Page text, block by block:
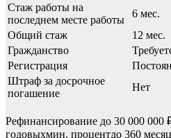
Стаж работы на
последнем месте работы
6 мес.
Общий стаж
12 мес.
Гражданство
Регистрация
Штраф за досрочное
погашение
Нет
Рефинансирование до 30 000 000
годовыхмин. процентдо 360